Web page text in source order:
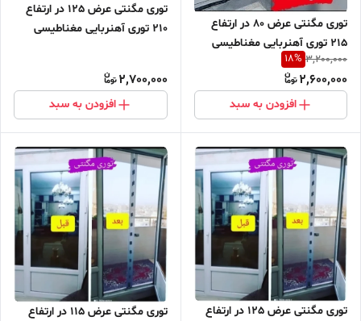
توری مگنتی عرض 80 در ارتفاع
215 توری آهنربایی مغناطیسی
مگنتیک توری پشه پشه بند پرده
مگنتی پرده توری بالکن توری
مغازه پرده مغازه
3,200,000
18%
2,600,000
افزودن به سبد
توری مگنتی عرض 125 در ارتفاع
210 توری آهنربایی مغناطیسی
مغازه پرده مغازه
2,700,000
افزودن به سبد
توری مگنتی عرض 125 در ارتفاع
توری مگنتی عرض 115 در ارتفاع